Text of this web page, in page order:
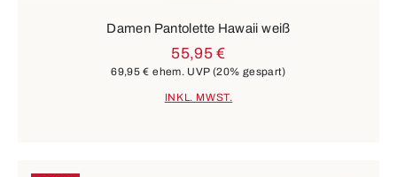
Damen Pantolette Hawaii weiß
55,95 €
69,95 € ehem. UVP (20% gespart)
INKL. MWST.